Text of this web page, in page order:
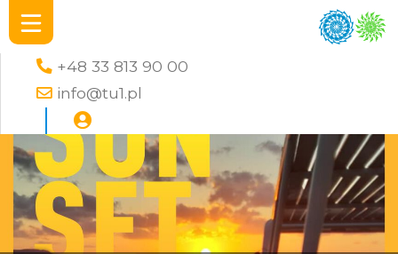
+48 33 813 90 00
info@tu1.pl